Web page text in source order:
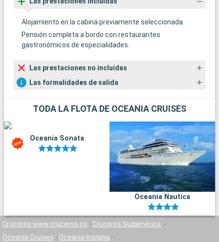
Alojamiento en la cabina previamente seleccionada.
Pensión completa a bordo con restaurantes
gastronómicos de especialidades.
Las prestaciones no incluídas
Las formalidades de salida
TODA LA FLOTA DE OCEANIA CRUISES
Oceania Sonata
Oceania Nautica
Cruceros www.cruceros.co
Cruceros Sudamérica
Oceania Cruises
Oceania Insignia